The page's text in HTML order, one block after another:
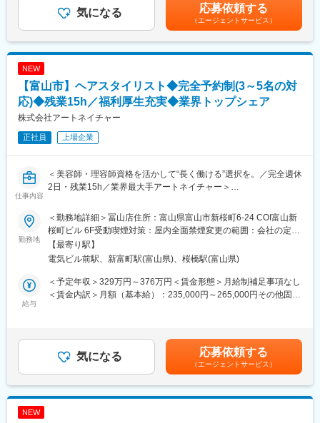
・2年目：マネージャーに昇進
・3年目：チーフマネージャーに抜擢
さらに社内公募に挑戦し、教育研修や商品開発、海外部門など他
部門で活躍することも可能です。
■丸亀製麺の魅力：
・お客様満足を第一に： 店長の評価は【売上/利益2割、お客様満
足8割】。お客様に喜んで頂くことを最優先に考えています。
・こだわりとぬくもり：ただチェーン店を増やすのではなく、店
舗ごとの「こだわり」を重視し、人でしか提供できない「ぬくも
り」を大切にしています。
・店長本来の業務に集中できる環境：報告業務のシステム化やオ
ペレーションの改良を続け、店長が本来の業務に集中できる環境
を整えています。
成長してみませんか？
変更の範囲：会社の定める業務
・売上管理、発注作業など、店舗運営業務全般を担当します。
現場での調理作業や店舗運営をしっかりと学んでいただきます。
■研修制度
充実した研修体制により、着実にキャリアアップを目指せます。
める
・基礎研修（3ヶ月間）：店舗デビュー前に基本をしっかりと身に
付けます。
・実地研修（1か月～2ヶ月間／各エリアの教育指定店舗）：実際
の店舗での営業を通じてスキルを磨きます。
＜キャリアパス例＞
◎1年目/店長/年収430万円
年2回の社内公募制度を利用すれば、教育研修や商品開発、海外部
門などへのキャリアチェンジも◎
そのほか、【麺職人】【ハピカンオフィサー】など自身の取り組
みが評価される制度を導入しております。
評価は自己評価と他者２名の評価で明確に決まる為、公平性が担
保されています。また月に１度上長と面談を行い自身の評価を上
程を統括する営業部長になった社員もいます。
また店長の先はSVのみならず、本社組織を含め個人の志向によっ
て制限無くキャリアが広がっています。
ご経験・スキルによりオファー金額が変更となる場合がありま
す。賃金はあくまでも目安の金額であり、選考を通じて上下する
可能性があります。月給(月額)は固定手当を含めた表記です。
気になる 応募依頼する
（エージェントサービス）
NEW
【富山市】ヘアスタイリスト◆完全予約制(3～5名の対
応)◆残業15h／福利厚生充実◆業界トップシェア
株式会社アートネイチャー
正社員 上場企業
仕事内容
＜美容師・理容師資格を活かして“長く働ける”選択を。／完全週休
2日・残業15h／業界最大手アートネイチャー＞
＼おすすめポイント／
◎産休・育休取得率100％！復帰実績も多数
◎完全週休2日・残業月15h程度で無理なく働ける
◎完全予約制・リピート中心で、長く信頼関係を築ける
■仕事内容
全国282店舗を展開する業界最大手の当社にて、美容師資格を活
「スタイルの微調整」「定期メンテナンス」を担うポジションで
す。
勤務地
＜勤務地詳細＞冨山店住所：富山県富山市新桜町6-24 COI富山新
桜町ビル 6F受動喫煙対策：屋内全面禁煙変更の範囲：会社の定め
る事業所
【最寄り駅】
電気ビル前駅、新富町駅(富山県)、桜橋駅(富山県)
給与
＜予定年収＞329万円～376万円＜賃金形態＞月給制補足事項なし
＜賃金内訳＞月額（基本給）：235,000円～265,000円その他固定
当=調整手当（入社後12か月間に限り支給）※別途手当として下記
付与世帯主の方：月3,000円扶養手当：配偶者月10,000円/その他3
人まで月5,000円■昇給：年1回■賞与：年2回賃金はあくまでも目
安の金額であり、選考を通じて上下する可能性があります。月給
(月額)は固定手当を含めた表記です。
気になる 応募依頼する
（エージェントサービス）
NEW